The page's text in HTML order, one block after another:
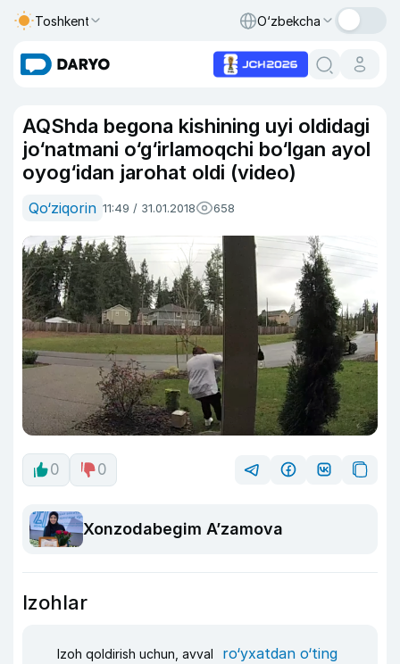
Toshkent O‘zbekcha
AQShda begona kishining uyi oldidagi
jo‘natmani o‘g‘irlamoqchi bo‘lgan ayol
oyog‘idan jarohat oldi (video)
Qo‘ziqorin 11:49 / 31.01.2018 658
0 0
Xonzodabegim A’zamova
Izohlar
Izoh qoldirish uchun, avval ro‘yxatdan o‘ting